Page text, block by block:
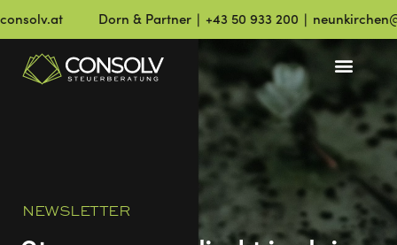
Dorn & Partner ∣ +43 50 933 200 ∣
NEWSLETTER